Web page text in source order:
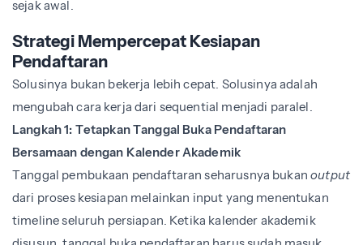
sejak awal.
Strategi Mempercepat Kesiapan
Pendaftaran
Solusinya bukan bekerja lebih cepat. Solusinya adalah
mengubah cara kerja dari sequential menjadi paralel.
Langkah 1: Tetapkan Tanggal Buka Pendaftaran
Bersamaan dengan Kalender Akademik
Tanggal pembukaan pendaftaran seharusnya bukanoutput
dari proses kesiapan melainkan input yang menentukan
timeline seluruh persiapan. Ketika kalender akademik